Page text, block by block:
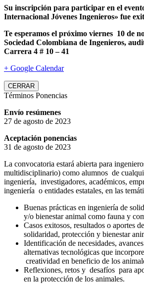
Su inscripción para participar en el
Internacional Jóvenes Ingenieros» fue
Te esperamos el próximo viernes 10 de
Sociedad Colombiana de Ingenieros,
Carrera 4 # 10 – 41
+ Google Calendar
CERRAR
Términos Ponencias
Envío resúmenes
27 de agosto de 2023
Aceptación ponencias
31 de agosto de 2023
La convocatoria estará abierta para
multidisciplinario) como alumnos de
ingeniería, investigadores, académicos,
ingeniería o entidades estatales, en las
Buenas prácticas en ingeniería de
y/o bienestar animal como fauna y
Casos exitosos, resultados o aportes
solidaridad, protección y bienestar
Identificación de necesidades,
alternativas tecnológicas que
creatividad en beneficio de los
Reflexiones, retos y desafíos para
en la protección de los animales.